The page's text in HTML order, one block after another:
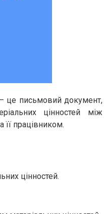
– це письмовий документ,
цінностей між
працівником.
цінностей.